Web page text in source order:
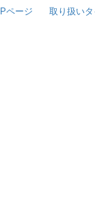
ページ 取り扱い